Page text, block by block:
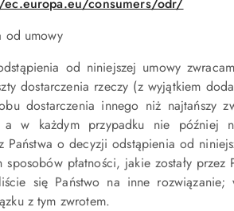
od umowy
od niniejszej umowy
dostarczenia rzeczy (z wyjątkiem
dostarczenia innego niż najtańszy
a w każdym przypadku nie
Państwa o decyzji odstąpienia od
sposobów płatności, jakie zostały
się Państwo na inne
z tym zwrotem.